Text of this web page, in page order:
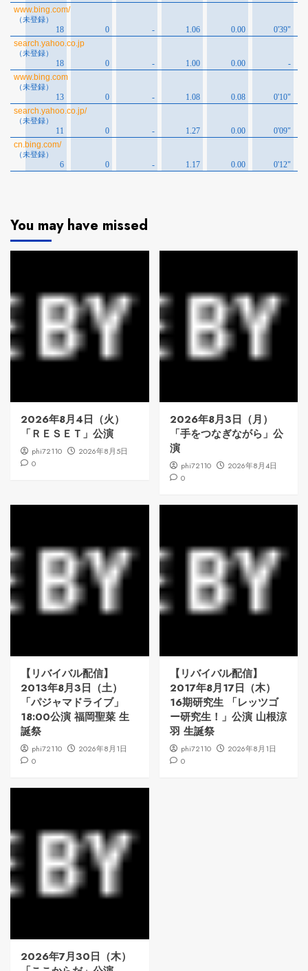
You may have missed
2026年8月4日（火）
「ＲＥＳＥＴ」公演
phi72110
2026年8月5日
0
2026年8月3日（月）
「手をつなぎながら」公
演
phi72110
2026年8月4日
0
【リバイバル配信】
2013年8月3日（土）
「パジャマドライブ」
18:00公演 福岡聖菜 生
誕祭
phi72110
2026年8月1日
0
【リバイバル配信】
2017年8月17日（木）
16期研究生 「レッツゴ
ー研究生！」公演 山根涼
羽 生誕祭
phi72110
2026年8月1日
0
2026年7月30日（木）